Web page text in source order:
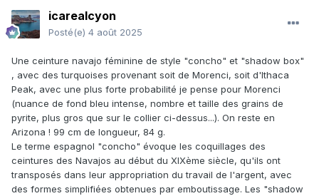
icarealcyon
Posté(e) 4 août 2025
Une ceinture navajo féminine de style "concho" et "shadow box"
, avec des turquoises provenant soit de Morenci, soit d'Ithaca
Peak, avec une plus forte probabilité je pense pour Morenci
(nuance de fond bleu intense, nombre et taille des grains de
pyrite, plus gros que sur le collier ci-dessus...). On reste en
Arizona ! 99 cm de longueur, 84 g.
Le terme espagnol "concho" évoque les coquillages des
ceintures des Navajos au début du XIXème siècle, qu'ils ont
transposés dans leur appropriation du travail de l'argent, avec
des formes simplifiées obtenues par emboutissage. Les "shadow